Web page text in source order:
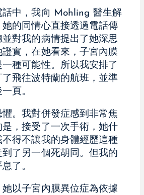
話中，我向 Mohling 醫生解
的同情心直接透過電話傳
對我的病情提出了她深思
實，在她看來，子宮內膜
種可能性。所以我安排了
飛往波特蘭的航班，並準
頁。
。我對併發症感到非常焦
，接受了一次手術，她什
得不讓我的身體經歷這種
了另一個死胡同。但我的
了。
以子宮內膜異位症為依據